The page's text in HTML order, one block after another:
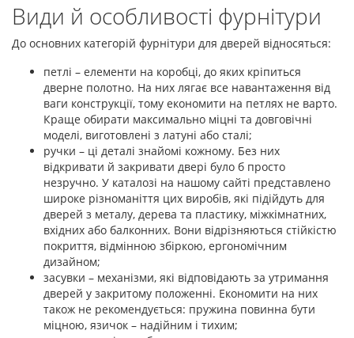
Види й особливості фурнітури
До основних категорій фурнітури для дверей відносяться:
петлі – елементи на коробці, до яких кріпиться
дверне полотно. На них лягає все навантаження від
ваги конструкції, тому економити на петлях не варто.
Краще обирати максимально міцні та довговічні
моделі, виготовлені з латуні або сталі;
ручки – ці деталі знайомі кожному. Без них
відкривати й закривати двері було б просто
незручно. У каталозі на нашому сайті представлено
широке різноманіття цих виробів, які підійдуть для
дверей з металу, дерева та пластику, міжкімнатних,
вхідних або балконних. Вони відрізняються стійкістю
покриття, відмінною збіркою, ергономічним
дизайном;
засувки – механізми, які відповідають за утримання
дверей у закритому положенні. Економити на них
також не рекомендується: пружина повинна бути
міцною, язичок – надійним і тихим;